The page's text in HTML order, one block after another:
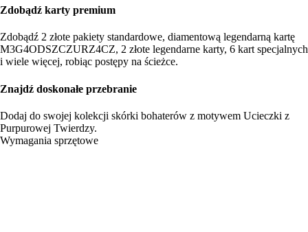
Zdobądź karty premium
Zdobądź 2 złote pakiety standardowe, diamentową legendarną kartę
M3G4ODSZCZURZ4CZ, 2 złote legendarne karty, 6 kart specjalnych
i wiele więcej, robiąc postępy na ścieżce.
Znajdź doskonałe przebranie
Dodaj do swojej kolekcji skórki bohaterów z motywem Ucieczki z
Purpurowej Twierdzy.
Wymagania sprzętowe